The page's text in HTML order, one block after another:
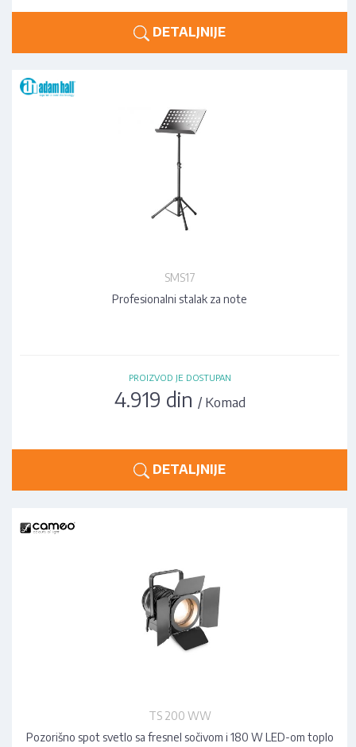
DETALJNIJE
SMS17
Profesionalni stalak za note
PROIZVOD JE DOSTUPAN
4.919 din / Komad
DETALJNIJE
TS 200 WW
Pozorišno spot svetlo sa fresnel sočivom i 180 W LED-om toplo